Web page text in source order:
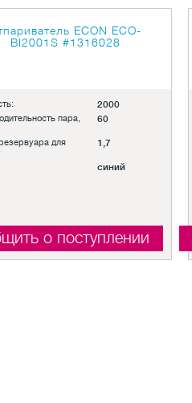
ECON ECO-
BI2001S #1316028
2000
пара, 60
для
1,7
синий
о поступлении